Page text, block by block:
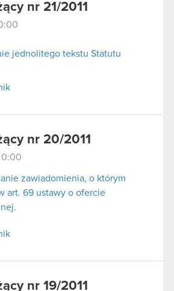
nr 21/2011
jednolitego tekstu Statutu
nr 20/2011
0:00
zawiadomienia, o którym
art. 69 ustawy o ofercie
nr 19/2011